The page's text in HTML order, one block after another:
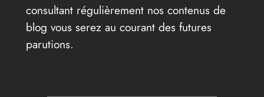
consultant régulièrement nos contenus de
blog vous serez au courant des futures
parutions.